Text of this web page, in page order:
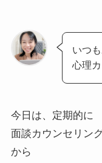
いつ
心理
今日は、定期的に
面談カウンセリン
から